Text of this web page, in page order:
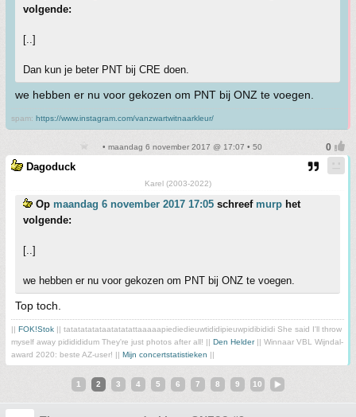
volgende:
[..]
Dan kun je beter PNT bij CRE doen.
we hebben er nu voor gekozen om PNT bij ONZ te voegen.
spam: https://www.instagram.com/vanzwartwitnaarkleur/
• maandag 6 november 2017 @ 17:07 • 50
Dagoduck
Karel (2003-2022)
Op maandag 6 november 2017 17:05 schreef murp het
volgende:
[..]
we hebben er nu voor gekozen om PNT bij ONZ te voegen.
Top toch.
|| FOK!Stok || tatatatatataatatatattaaaaapiediedieuwtididipieuwpidibididi She said I'll throw
myself away pididididum They're just photos after all! || Den Helder|| Winnaar VBL Wijndal-
award 2020: beste AZ-user! || Mijn concertstatistieken ||
1 2 3 4 5 6 7 8 9 10